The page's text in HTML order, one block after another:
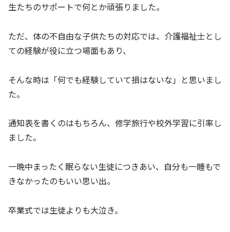
生たちのサポートで何とか頑張りました。
ただ、体の不自由な子供たちの対応では、介護福祉士とし
ての経験が役に立つ場面もあり、
そんな時は「何でも経験していて損はないな」と思いまし
た。
通知表を書くのはもちろん、修学旅行や校外学習に引率し
ました。
一晩中まったく眠らない生徒につきあい、自分も一睡もで
きなかったのもいい思い出。
卒業式では生徒よりも大泣き。